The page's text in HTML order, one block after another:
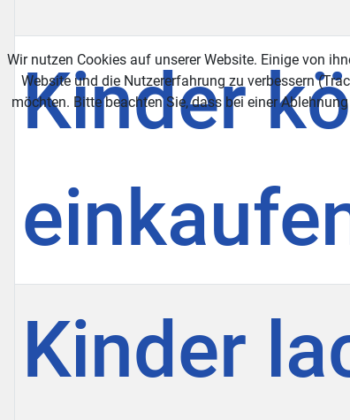
Kinder
Kinder
Wir nutzen Cookies auf unserer Website. Einige von
Website und die Nutzererfahrung zu verbessern
möchten. Bitte beachten Sie, dass bei einer